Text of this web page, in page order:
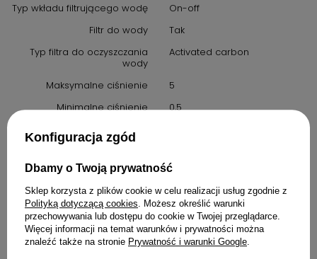
Typ wkładu filtrującego wodę
On-off
Filtr do wody
Tak
Typ filtra do oczyszczania
wody
Activated carbon
Maksymalne ciśnienie
5
Minimalne ciśnienie
0,5
Optymalne ciśnienie
Informacje logistyczne
Wysokość produktu (mm)
450
Waga brutto (kg)
3.790
Konfiguracja zgód
Dbamy o Twoją prywatność
Sklep korzysta z plików cookie w celu realizacji usług zgodnie z
Polityką dotyczącą cookies . Możesz określić warunki
przechowywania lub dostępu do cookie w Twojej przeglądarce.
Więcej informacji na temat warunków i prywatności można
znaleźć także na stronie Prywatność i warunki Google